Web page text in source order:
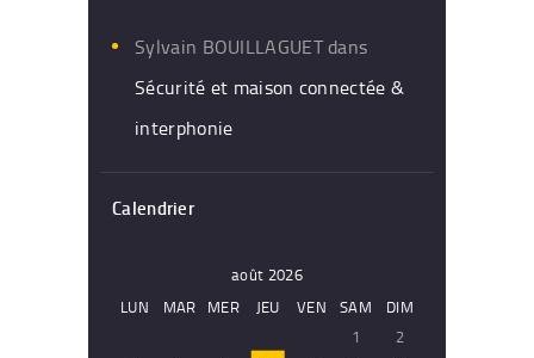
Sylvain BOUILLAGUETdans
Sécurité et maison connectée &
interphonie
Calendrier
août 2026
LUN
MAR MER JEU VEN SAM
DIM
1
2